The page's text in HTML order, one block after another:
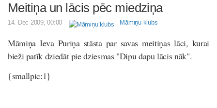
Meitiņa un lācis pēc miedziņa
14. Dec 2009, 00:00 Māmiņu klubs
Māmiņa Ieva Puriņa stāsta par savas meitiņas lāci, kurai
bieži patīk dziedāt pie dziesmas "Dipu dapu lācis nāk".
{smallpic:1}